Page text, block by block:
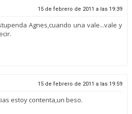
15 de febrero de 2011 a las 19:39
Agnes,cuando una vale...vale y
15 de febrero de 2011 a las 19:59
estoy contenta,un beso.